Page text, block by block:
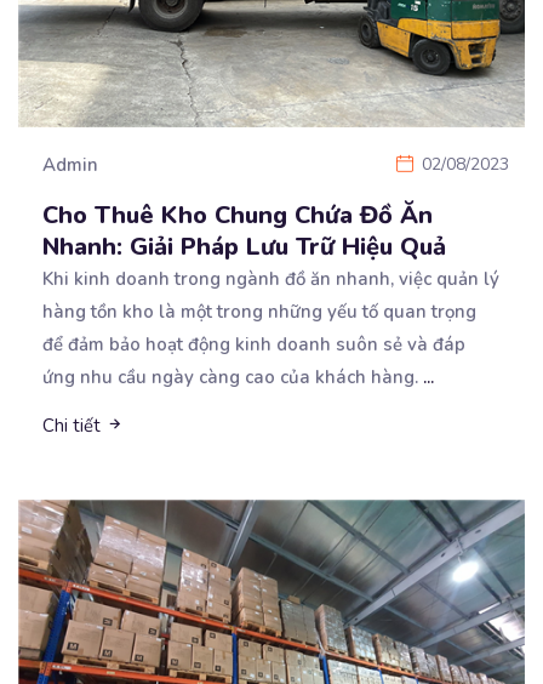
Admin 02/08/2023
Cho Thuê Kho Chung Chứa Đồ Ăn
Nhanh: Giải Pháp Lưu Trữ Hiệu Quả
Khi kinh doanh trong ngành đồ ăn nhanh, việc quản lý
hàng tồn kho là một trong những yếu tố quan trọng
để đảm bảo hoạt động kinh doanh suôn sẻ và đáp
ứng nhu cầu ngày càng cao của khách hàng. ...
Chi tiết